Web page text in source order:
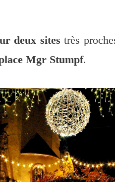
deux sites très
Mgr Stumpf.